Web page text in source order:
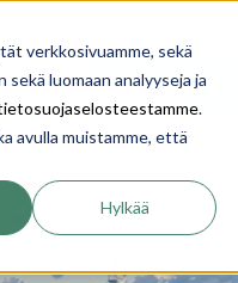
verkkosivuamme, sekä
luomaan analyyseja ja
.
avulla muistamme, että
Hylkää